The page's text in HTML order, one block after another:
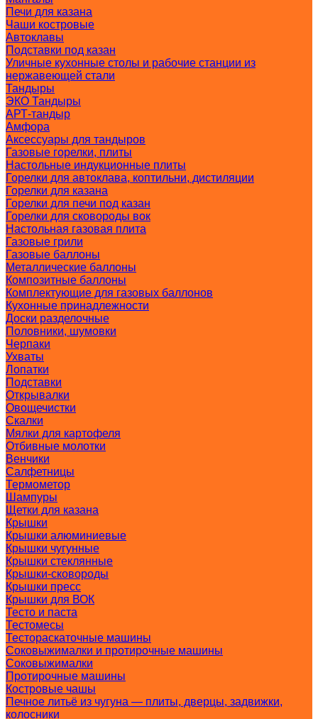
Печи для казана
Чаши костровые
Автоклавы
Подставки под казан
Уличные кухонные столы и рабочие станции из
нержавеющей стали
Тандыры
ЭКО Тандыры
АРТ-тандыр
Амфора
Аксессуары для тандыров
Газовые горелки, плиты
Настольные индукционные плиты
Горелки для автоклава, коптильни, дистиляции
Горелки для казана
Горелки для печи под казан
Горелки для сковороды вок
Настольная газовая плита
Газовые грили
Газовые баллоны
Металлические баллоны
Композитные баллоны
Комплектующие для газовых баллонов
Кухонные принадлежности
Доски разделочные
Половники, шумовки
Черпаки
Ухваты
Лопатки
Подставки
Открывалки
Овощечистки
Скалки
Мялки для картофеля
Отбивные молотки
Венчики
Салфетницы
Термометор
Шампуры
Щетки для казана
Крышки
Крышки алюминиевые
Крышки чугунные
Крышки стеклянные
Крышки-сковороды
Крышки пресс
Крышки для ВОК
Тесто и паста
Тестомесы
Тестораскаточные машины
Соковыжималки и протирочные машины
Соковыжималки
Протирочные машины
Костровые чашы
Печное литьё из чугуна — плиты, дверцы, задвижки,
колосники